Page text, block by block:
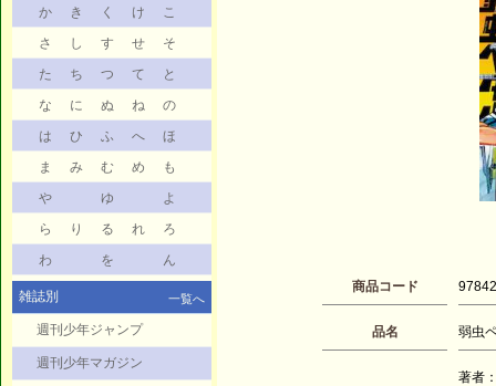
か
き く け
こ
さ
し す せ
そ
た
ち つ て
と
な
に ぬ ね
の
は
ひ ふ へ
ほ
ま
み む め
も
や
ゆ
よ
ら
り る れ
ろ
わ
を ん
雑誌別 一覧へ
週刊少年ジャンプ
週刊少年マガジン
商品コード
品名 弱虫
著者